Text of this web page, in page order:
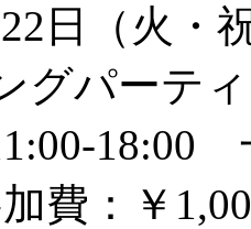
22日（火
グパーテ
18:00
費：￥